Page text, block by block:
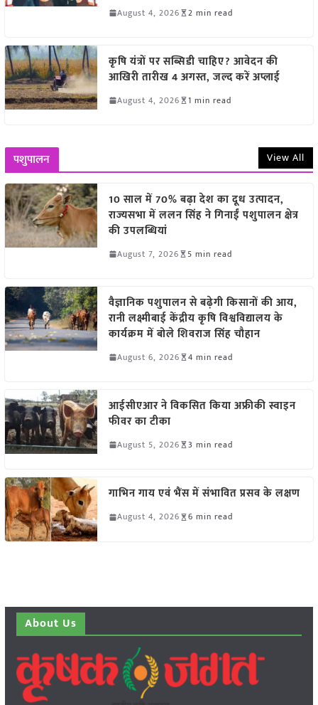
August 4, 2026 2 min read
कृषि यंत्रों पर सब्सिडी चाहिए? आवेदन की
आखिरी तारीख 4 अगस्त, जल्द करें अप्लाई
August 4, 2026 1 min read
पशुपालन View All
10 साल में 70% बढ़ा देश का दूध उत्पादन,
राज्यसभा में ललन सिंह ने गिनाईं पशुपालन क्षेत्र
की उपलब्धियां
August 7, 2026 5 min read
वैज्ञानिक पशुपालन से बढ़ेगी किसानों की आय,
रानी लक्ष्मीबाई केंद्रीय कृषि विश्वविद्यालय के
कार्यक्रम में बोले शिवराज सिंह चौहान
August 6, 2026 4 min read
आईसीएआर ने विकसित किया अफ्रीकी स्वाइन
फीवर का टीका
August 5, 2026 3 min read
गाभिन गाय एवं भैंस में संभावित प्रसव के लक्षण
August 4, 2026 6 min read
About Us